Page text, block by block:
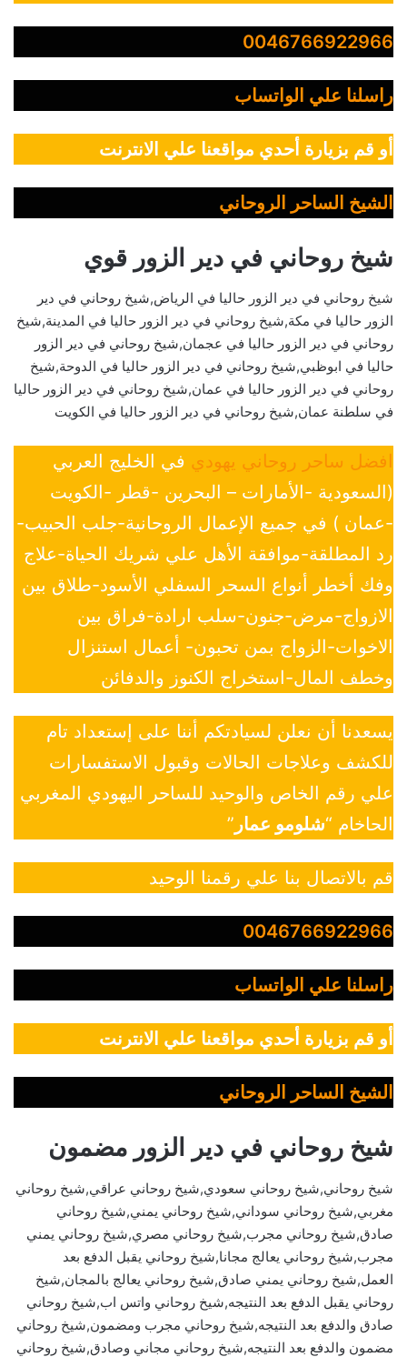
0046766922966
راسلنا علي الواتساب
أو قم بزيارة أحدي مواقعنا علي الانترنت
الشيخ الساحر الروحاني
شيخ روحاني في دير الزور قوي
شيخ روحاني في دير الزور حاليا في الرياض,شيخ روحاني في دير
الزور حاليا في مكة,شيخ روحاني في دير الزور حاليا في المدينة,شيخ
روحاني في دير الزور حاليا في عجمان,شيخ روحاني في دير الزور
حاليا في ابوظبي,شيخ روحاني في دير الزور حاليا في الدوحة,شيخ
روحاني في دير الزور حاليا في عمان,شيخ روحاني في دير الزور حاليا
في سلطنة عمان,شيخ روحاني في دير الزور حاليا في الكويت
افضل ساحر روحاني يهودي في الخليج العربي
(السعودية -الأمارات – البحرين -قطر -الكويت
-عمان ) في جميع الإعمال الروحانية-جلب الحبيب-
رد المطلقة-موافقة الأهل علي شريك الحياة-علاج
وفك أخطر أنواع السحر السفلي الأسود-طلاق بين
الازواج-مرض-جنون-سلب ارادة-فراق بين
الاخوات-الزواج بمن تحبون- أعمال استنزال
وخطف المال-استخراج الكنوز والدفائن
يسعدنا أن نعلن لسيادتكم أننا على إستعداد تام
للكشف وعلاجات الحالات وقبول الاستفسارات
علي رقم الخاص والوحيد للساحر اليهودي المغربي
الحاخام “شلومو عمار ”
قم بالاتصال بنا علي رقمنا الوحيد
0046766922966
راسلنا علي الواتساب
أو قم بزيارة أحدي مواقعنا علي الانترنت
الشيخ الساحر الروحاني
شيخ روحاني في دير الزور مضمون
شيخ روحاني,شيخ روحاني سعودي,شيخ روحاني عراقي,شيخ روحاني
مغربي,شيخ روحاني سوداني,شيخ روحاني يمني,شيخ روحاني
صادق,شيخ روحاني مجرب,شيخ روحاني مصري,شيخ روحاني يمني
مجرب,شيخ روحاني يعالج مجانا,شيخ روحاني يقبل الدفع بعد
العمل,شيخ روحاني يمني صادق,شيخ روحاني يعالج بالمجان,شيخ
روحاني يقبل الدفع بعد النتيجه,شيخ روحاني واتس اب,شيخ روحاني
صادق والدفع بعد النتيجه,شيخ روحاني مجرب ومضمون,شيخ روحاني
مضمون والدفع بعد النتيجه,شيخ روحاني مجاني وصادق,شيخ روحاني